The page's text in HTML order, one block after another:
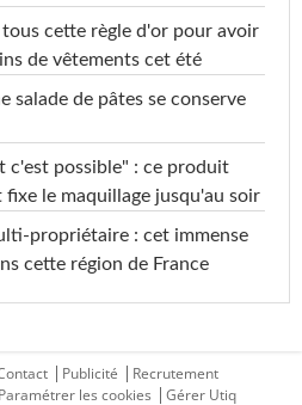
cette règle d'or pour avoir
de vêtements cet été
salade de pâtes se conserve
c'est possible" : ce produit
le maquillage jusqu'au soir
propriétaire : cet immense
cette région de France
Publicité
Recrutement
Paramétrer les cookies Gérer Utiq